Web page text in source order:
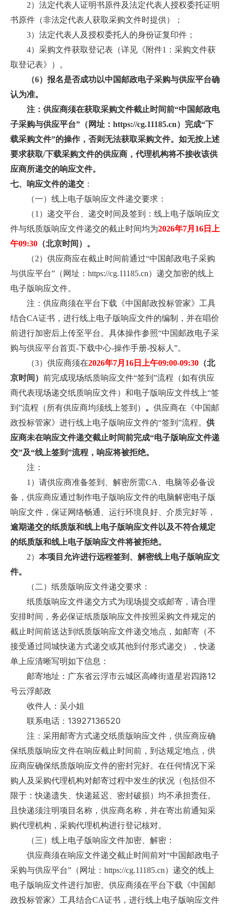
2）法定代表人证明书原件及法定代表人授权委托证明
书原件（非法定代表人获取采购文件时提供）；
3）法定代表人及授权委托人的身份证复印件；
4）采购文件获取登记表（详见《附件1：采购文件获
取登记表》）。
（6）报名是否成功以中国邮政电子采购与供应平台确
认为准。
注：供应商须在获取采购文件截止时间前“中国邮政电
子采购与供应平台”（网址：https://cg.11185.cn）完成“下
载采购文件”的操作，否则无法获取采购文件。如无按上述
要求获取/下载采购文件的供应商，代理机构将不接收该供
应商所递交的响应文件。
七、响应文件的递交 ：
（一）线上电子版响应文件递交要求：
（1）递交平台、递交时间及签到：线上电子版响应文
件与纸质版响应文件递交的截止时间均为2026年7月16日上
午09:30 （北京时间）。
（2）供应商应在截止时间前通过“中国邮政电子采购
与供应平台”（网址：https://cg.11185.cn）递交加密的线上
电子版响应文件。
注：供应商须在平台下载《中国邮政投标管家》工具
结合CA证书，进行线上电子版响应文件的编制，并在唱价
前进行加密后上传至平台。具体操作参照“中国邮政电子采
购与供应平台首页-下载中心-操作手册-投标人”。
（3）供应商须在2026年7月16日上午09:00-09:30 （北
京时间） 前完成现场纸质响应文件“签到”流程（如有供应
商代表现场递交纸质响应文件）和电子版响应文件线上“签
到”流程（所有供应商均须线上签到） 。 供应商在《中国邮
政投标管家》进行线上电子版响应文件的“签到”流程。 供
应商未在响应文件递交截止时间前完成“电子版响应文件递
交”及“线上签到”流程，响应将被拒绝。
注：
1）请供应商准备签到、解密所需CA、电脑等必备设
备，供应商应通过制作电子版响应文件的电脑解密电子版
响应文件，保证网络畅通、运行环境良好、介质完好等，
逾期递交的纸质版和线上电子版响应文件以及不符合规定
的纸质版和线上电子版响应文件将被拒绝。
2） 本项目允许进行远程签到、解密线上电子版响应文
件。
（二）纸质版响应文件递交要求：
纸质版响应文件递交方式为现场提交或邮寄，请合理
安排时间，务必保证纸质版响应文件按照采购文件规定的
截止时间前送达到纸质版响应文件递交地点，如邮寄（不
接受通过同城快递方式递交或其他到付形式递交），快递
单上应清晰写明如下信息：
邮寄地址：广东省云浮市云城区高峰街道星岩四路12
号云浮邮政
收件人：吴小姐
联系电话： 13927136520
注：采用邮寄方式递交纸质版响应文件，供应商应确
保纸质版响应文件在响应截止时间前，到达规定地点，供
应商应确保纸质版响应文件的密封完好。在任何情况下采
购人及采购代理机构对邮寄过程中发生的状况（包括但不
限于：快递遗失、快递延迟、密封破损）均不承担责任。
且快递须注明项目名称，供应商名称，并在寄出前通知采
购代理机构，采购代理机构进行登记核对。
（三）线上电子版响应文件加密、解密：
供应商须在响应文件递交截止时间前对“中国邮政电子
采购与供应平台”（网址：https://cg.11185.cn）递交的线上
电子版响应文件进行加密。供应商须在平台下载《中国邮
政投标管家》工具结合CA证书，进行线上电子版响应文件